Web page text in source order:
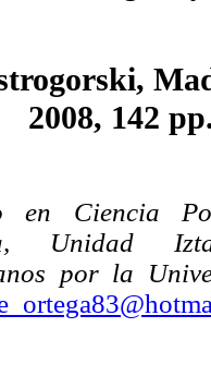
2008, 142
en Ciencia
Unidad
por la